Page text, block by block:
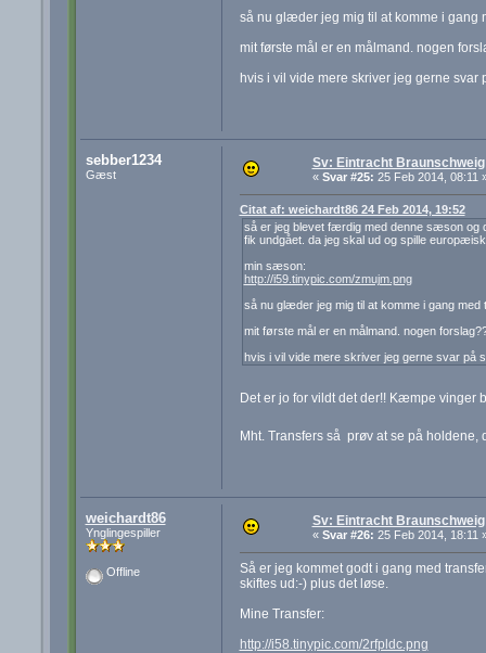
så nu glæder jeg mig til at komme i gang
mit første mål er en målmand. nogen
hvis i vil vide mere skriver jeg gerne svar
sebber1234
Gæst
Sv: Eintracht Braunschweig
« Svar #25: 25 Feb 2014, 08:11
Citat af: weichardt86 24 Feb 2014, 19:52
så er jeg blevet færdig med denne sæson og
fik undgået. da jeg skal ud og spille
min sæson:
http://i59.tinypic.com/zmujm.png
så nu glæder jeg mig til at komme i gang
mit første mål er en målmand. nogen
hvis i vil vide mere skriver jeg gerne svar på
Det er jo for vildt det der!! Kæmpe vinger
Mht. Transfers så prøv at se på
weichardt86
Ynglingespiller
Offline
Sv: Eintracht Braunschweig
« Svar #26: 25 Feb 2014, 18:11
Så er jeg kommet godt i gang med
skiftes ud:-) plus det løse.
Mine Transfer:
http://i58.tinypic.com/2rfpldc.png